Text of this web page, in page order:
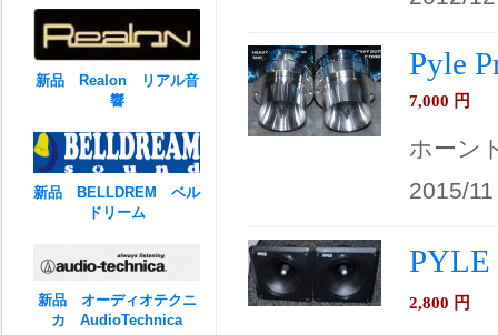
Pyle
7,000 円
ホーン
2015/11
PYLE
2,800 円
新品 Realon リアル音
響
新品 BELLDREM ベル
ドリーム
新品 オーディオテクニ
カ AudioTechnica